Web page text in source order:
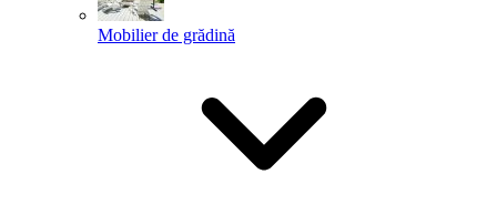
Mobilier de grădină